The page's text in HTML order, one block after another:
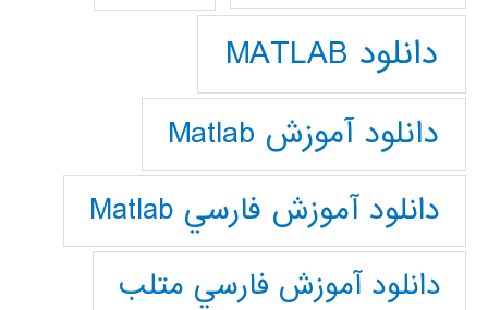
دانلود MATLAB
دانلود آموزش Matlab
دانلود آموزش فارسي Matlab
دانلود آموزش فارسي متلب